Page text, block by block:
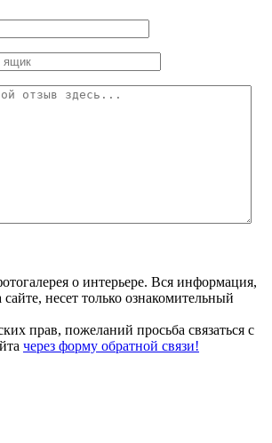
о интерьере. Вся информация,
несет только ознакомительный
прав, пожеланий просьба связаться с
через форму обратной связи!